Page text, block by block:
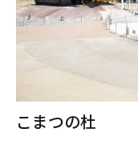
こまつの杜